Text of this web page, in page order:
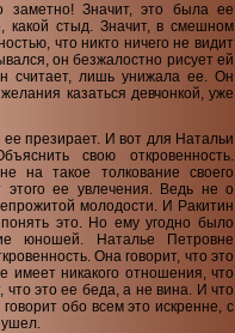
заметно! Значит, это была ее
какой стыд. Значит, в смешном
что никто ничего не видит
он безжалостно рисует ей
считает, лишь унижала ее. Он
казаться девчонкой, уже
презирает. И вот для Натальи
свою откровенность.
на такое толкование своего
этого ее увлечения. Ведь не о
молодости. И Ракитин
это. Но ему угодно было
юношей. Наталье Петровне
Она говорит, что это
имеет никакого отношения, что
что это ее беда, а не вина. И что
обо всем это искренне, с
ушел.